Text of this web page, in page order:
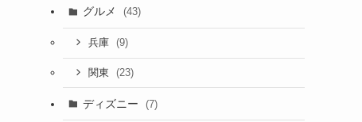
グルメ (43)
兵庫 (9)
関東 (23)
ディズニー (7)